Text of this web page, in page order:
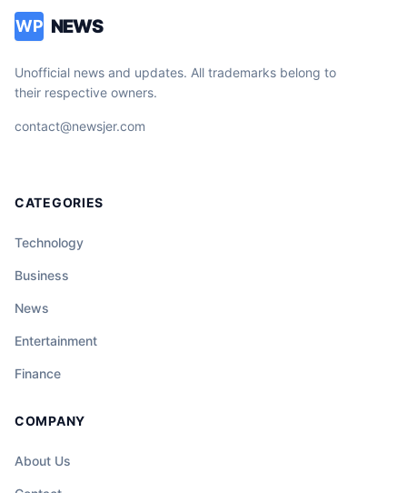
WP NEWS
Unofficial news and updates. All trademarks belong to
their respective owners.
contact@newsjer.com
CATEGORIES
Technology
Business
News
Entertainment
Finance
COMPANY
About Us